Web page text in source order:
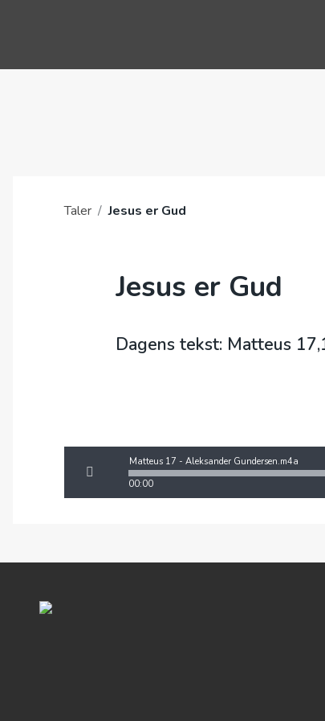
Taler / Jesus er Gud
Jesus er Gud
Dagens tekst: Matteus
00:00
Matteus 17 - Aleksander Gundersen.m4a